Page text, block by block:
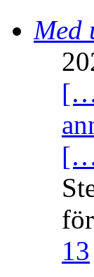
Med
13